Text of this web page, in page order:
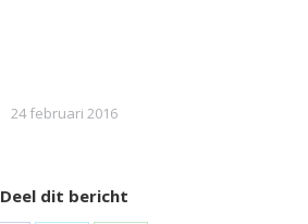
24 februari 2016
Deel dit bericht